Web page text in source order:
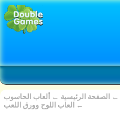
الصفحة الرئيسية ← ألعاب الحاسوب ←
←
العاب اللوح وورق اللعب